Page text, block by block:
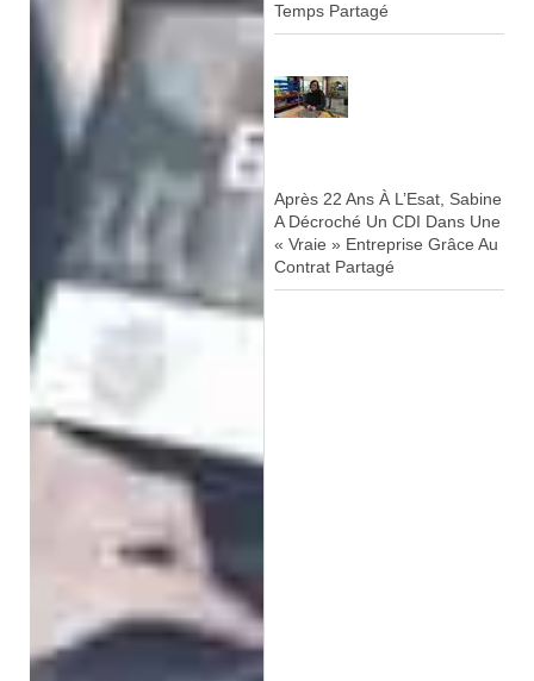
Temps Partagé
Après 22 Ans À L’Esat, Sabine
A Décroché Un CDI Dans Une
« Vraie » Entreprise Grâce Au
Contrat Partagé